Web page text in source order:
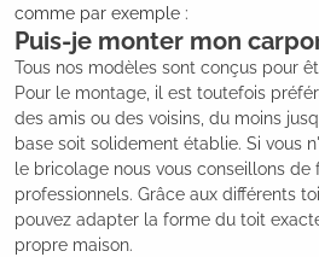
comme par exemple :
Puis-je monter mon
Tous nos modèles sont conçus pour
Pour le montage, il est toutefois
des amis ou des voisins, du moins
base soit solidement établie. Si vous
le bricolage nous vous conseillons de
professionnels. Grâce aux différents
pouvez adapter la forme du toit
propre maison.